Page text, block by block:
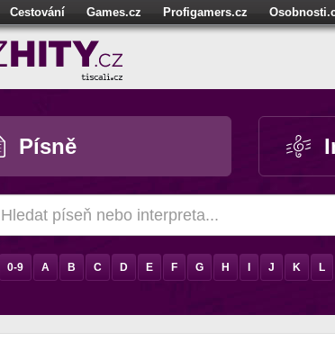
Cestování Games.cz Profigamers.cz
Dokina.cz CZhity.cz
Písně
0-9 A B C D E F G H J K L